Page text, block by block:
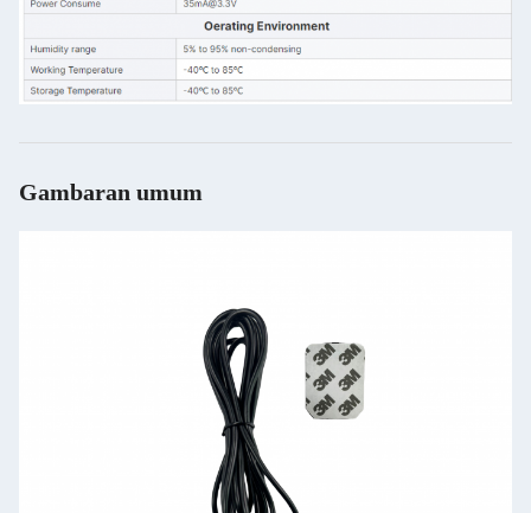
Gambaran umum